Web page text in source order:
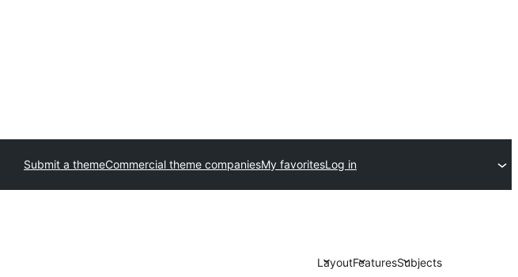
Submit a themeCommercial theme companiesMy favoritesLog in
LayoutFeaturesSubjects